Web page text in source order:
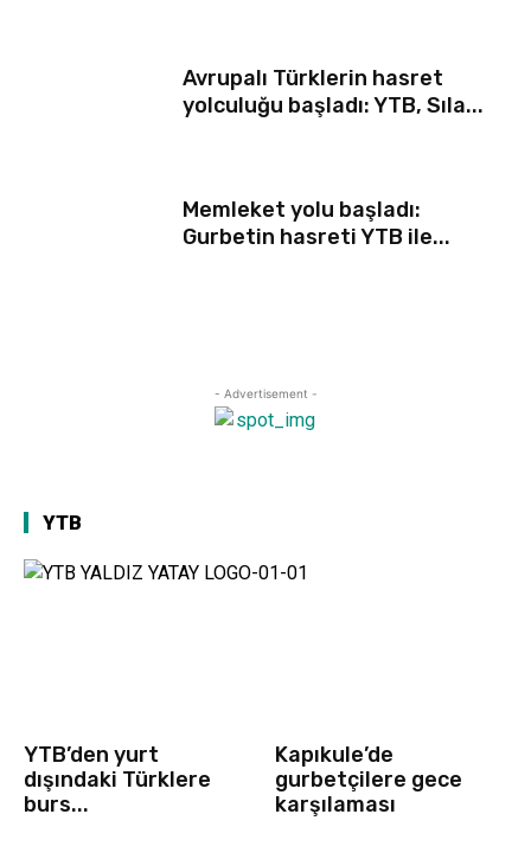
Avrupalı Türklerin hasret
yolculuğu başladı: YTB, Sıla...
Memleket yolu başladı:
Gurbetin hasreti YTB ile...
- Advertisement -
YTB
YTB’den yurt
dışındaki Türklere
burs...
Kapıkule’de
gurbetçilere gece
karşılaması